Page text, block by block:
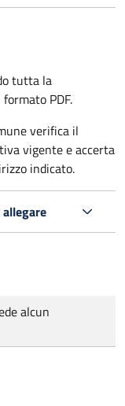
tutta la
PDF.
verifica il
vigente e accerta
indicato.
alcun